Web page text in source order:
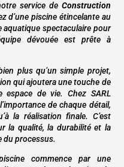
service de Construction
d’une piscine étincelante au
spectaculaire pour
dévouée est prête à
plus qu’un simple projet,
qui ajoutera une touche de
de vie. Chez SARL
de chaque détail,
la réalisation finale. C’est
la qualité, la durabilité et la
du processus.
commence par une